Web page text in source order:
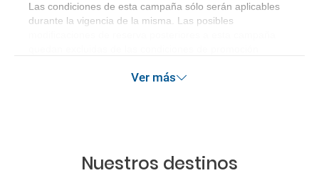
Las condiciones de esta campaña sólo serán aplicables
durante la vigencia de la misma. Las posibles
Ver más
Nuestros destinos